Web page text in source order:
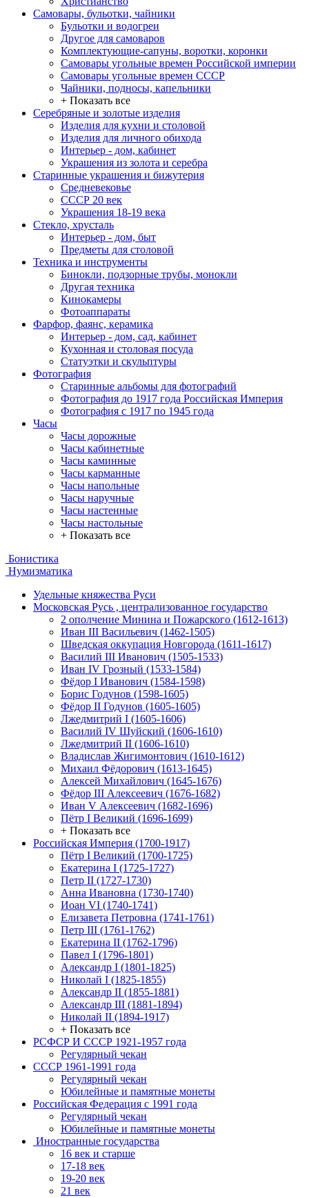
Самовары, бульотки, чайники
Бульотки и водогреи
Другое для самоваров
Комплектующие-сапуны, воротки, коронки
Самовары угольные времен Российской империи
Самовары угольные времен СССР
Чайники, подносы, капельники
+ Показать все
Серебряные и золотые изделия
Изделия для кухни и столовой
Изделия для личного обихода
Интерьер - дом, кабинет
Украшения из золота и серебра
Старинные украшения и бижутерия
Средневековье
СССР 20 век
Украшения 18-19 века
Стекло, хрусталь
Интерьер - дом, быт
Предметы для столовой
Техника и инструменты
Бинокли, подзорные трубы, монокли
Другая техника
Кинокамеры
Фотоаппараты
Фарфор, фаянс, керамика
Интерьер - дом, сад, кабинет
Кухонная и столовая посуда
Статуэтки и скульптуры
Фотография
Старинные альбомы для фотографий
Фотография до 1917 года Российская Империя
Фотография с 1917 по 1945 года
Часы
Часы дорожные
Часы кабинетные
Часы каминные
Часы карманные
Часы напольные
Часы наручные
Часы настенные
Часы настольные
+ Показать все
Бонистика
Нумизматика
Удельные княжества Руси
Московская Русь , централизованное государство
2 ополчение Минина и Пожарского (1612-1613)
Иван III Васильевич (1462-1505)
Шведская оккупация Новгорода (1611-1617)
Василий III Иванович (1505-1533)
Иван IV Грозный (1533-1584)
Фёдор I Иванович (1584-1598)
Борис Годунов (1598-1605)
Фёдор II Годунов (1605-1605)
Лжедмитрий I (1605-1606)
Василий IV Шуйский (1606-1610)
Лжедмитрий II (1606-1610)
Владислав Жигимонтович (1610-1612)
Михаил Фёдорович (1613-1645)
Алексей Михайлович (1645-1676)
Фёдор III Алексеевич (1676-1682)
Иван V Алексеевич (1682-1696)
Пётр I Великий (1696-1699)
+ Показать все
Российская Империя (1700-1917)
Пётр I Великий (1700-1725)
Екатерина I (1725-1727)
Петр II (1727-1730)
Анна Ивановна (1730-1740)
Иоан VI (1740-1741)
Елизавета Петровна (1741-1761)
Петр III (1761-1762)
Екатерина II (1762-1796)
Павел I (1796-1801)
Александр I (1801-1825)
Николай I (1825-1855)
Александр II (1855-1881)
Александр III (1881-1894)
Николай II (1894-1917)
+ Показать все
РСФСР И СССР 1921-1957 года
Регулярный чекан
СССР 1961-1991 года
Регулярный чекан
Юбилейные и памятные монеты
Российская Федерация с 1991 года
Регулярный чекан
Юбилейные и памятные монеты
Иностранные государства
16 век и старше
17-18 век
19-20 век
21 век